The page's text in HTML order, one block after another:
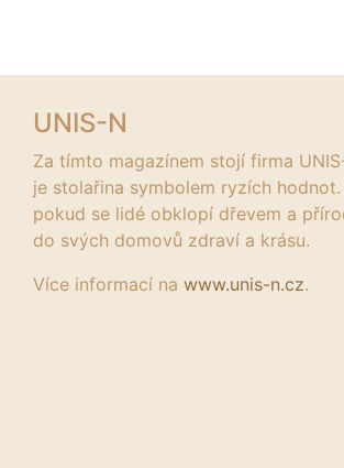
UNIS-N
Za tímto magazínem stojí firma
je stolařina symbolem ryzích hodnot.
pokud se lidé obklopí dřevem a
do svých domovů zdraví a krásu.
Více informací na www.unis-n.cz.